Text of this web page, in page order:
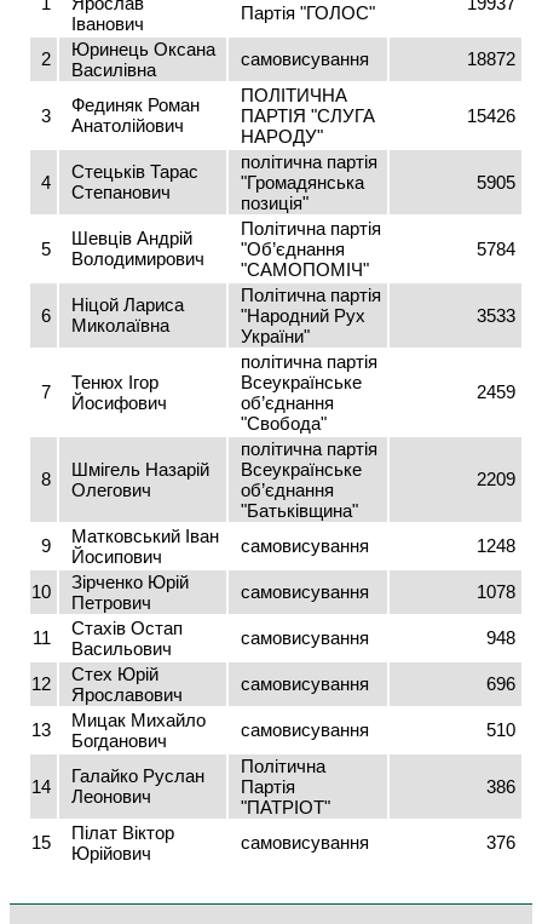
Іванович
Партія "ГОЛОС"
2
Юринець Оксана
Василівна
самовисування 18872
3
Фединяк Роман
Анатолійович
ПОЛІТИЧНА
ПАРТІЯ "СЛУГА
НАРОДУ"
15426
4
Стецьків Тарас
Степанович
політична партія
"Громадянська
позиція"
5905
5
Шевців Андрій
Володимирович
Політична партія
"Об’єднання
"САМОПОМІЧ"
5784
6
Ніцой Лариса
Миколаївна
Політична партія
"Народний Рух
України"
3533
7
Тенюх Ігор
Йосифович
політична партія
Всеукраїнське
об’єднання
"Свобода"
2459
8
Шмігель Назарій
Олегович
політична партія
Всеукраїнське
об’єднання
"Батьківщина"
2209
9
Матковський Іван
Йосипович
самовисування 1248
10
Зірченко Юрій
Петрович
самовисування 1078
11
Стахів Остап
Васильович
самовисування 948
12
Стех Юрій
Ярославович
самовисування 696
13
Мицак Михайло
Богданович
самовисування 510
14
Галайко Руслан
Леонович
Політична
Партія
"ПАТРІОТ"
386
15
Пілат Віктор
Юрійович
самовисування 376